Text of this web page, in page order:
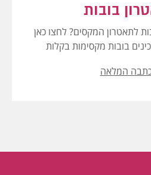
בובות
לתאטרון המקסים? לחצו כאן
בובות מקסימות בקלות
המלאה